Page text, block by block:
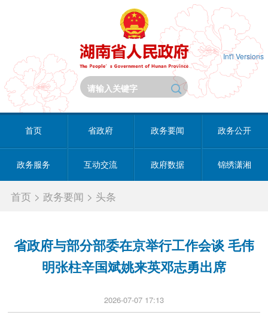
Int'l Versions
首页 省政府 政务要闻 政务公开
政务服务 互动交流 政府数据 锦绣潇湘
首页 >政务要闻 > 头条
省政府与部分部委在京举行工作会谈 毛伟
明张柱辛国斌姚来英邓志勇出席
2026-07-07 17:13